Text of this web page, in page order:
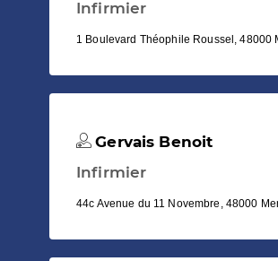
Infirmier
1 Boulevard Théophile Roussel, 48000
Gervais Benoit
Infirmier
44c Avenue du 11 Novembre, 48000